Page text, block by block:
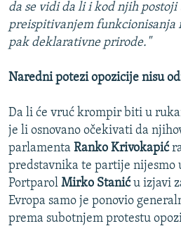
da se vidi da li i kod njih postoji
preispitivanjem funkcionisanja
pak deklarativne prirode."
Naredni potezi opozicije nisu
Da li će vruć krompir biti u
je li osnovano očekivati da
parlamenta Ranko Krivokapić
predstavnika te partije nijesmo
Portparol Mirko Staniću izjavi
Evropa samo je ponovio
prema subotnjem protestu